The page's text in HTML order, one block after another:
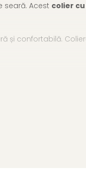
seară. Acest colier
confortabilă.
din